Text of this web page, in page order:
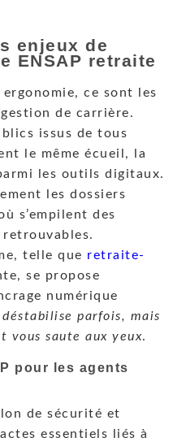
enjeux de
ENSAP retraite
ce sont les
de carrière.
issus de tous
le même écueil, la
les outils digitaux.
les dossiers
s’empilent des
telle que retraite-
se propose
numérique
parfois, mais
vous saute aux yeux.
pour les agents
de sécurité et
essentiels liés à